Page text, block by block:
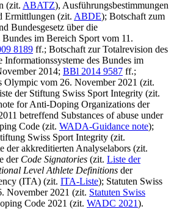
(zit. ABATZ), Ausführungsbestimmungen
Ermittlungen (zit. ABDE); Botschaft zum
Bundesgesetz über die
im Bereich Sport vom 11.
8189 ff.; Botschaft zur Totalrevision des
Informationssysteme des Bundes im
2014; BBl 2014 9587 ff.;
Olympic vom 26. November 2021 (zit.
der Stiftung Swiss Sport Integrity (zit.
for Anti-Doping Organizations der
betreffend Substances of abuse under
Code (zit. WADA-Guidance note);
Swiss Sport Integrity (zit.
der akkreditierten Analyselabors (zit.
der Code Signatories (zit. Liste der
Level Athlete Definitions der
(ITA) (zit. ITA-Liste); Statuten Swiss
November 2021 (zit. Statuten Swiss
Code 2021 (zit. WADC 2021).